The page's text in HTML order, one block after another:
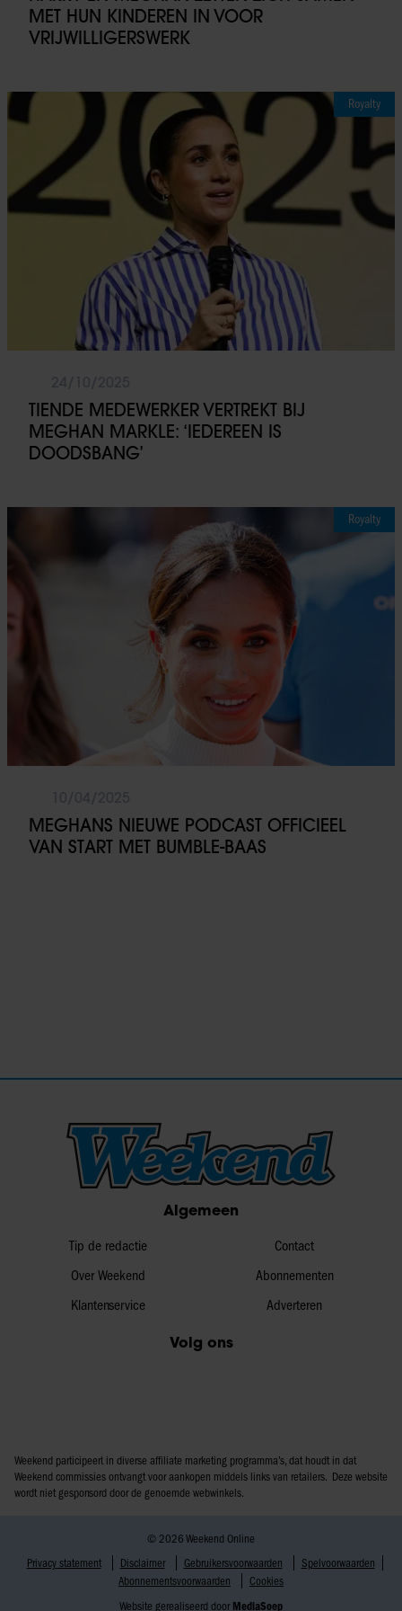
partners voor social media, adverteren en analyse. Deze
partners kunnen deze gegevens combineren met andere
informatie die u aan ze heeft verstrekt of die ze hebben
gaat akkoord met onze cookies als u onze website blijft
MET HUN KINDEREN IN VOOR
VRIJWILLIGERSWERK
Royalty
TIENDE MEDEWERKER VERTREKT BIJ
MEGHAN MARKLE: ‘IEDEREEN IS
DOODSBANG’
Royalty
MEGHANS NIEUWE PODCAST OFFICIEEL
VAN START MET BUMBLE-BAAS
Algemeen
Tip de redactie
Over Weekend
Klantenservice
Contact
Abonnementen
Adverteren
Volg ons
Weekend participeert in diverse affiliate marketing programma’s, dat houdt in dat
Weekend commissies ontvangt voor aankopen middels links van retailers. Deze website
wordt niet gesponsord door de genoemde webwinkels.
© 2026 Weekend Online
Privacy statement
Disclaimer Gebruikersvoorwaarden
Spelvoorwaarden
Abonnementsvoorwaarden
Cookies
Website gerealiseerd door MediaSoep